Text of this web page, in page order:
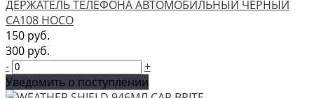
ДЕРЖАТЕЛЬ ТЕЛЕФОНА АВТОМОБИЛЬНЫЙ ЧЕРНЫЙ
CA108 HOCO
150 руб.
300 руб.
-
+
Уведомить о поступлении